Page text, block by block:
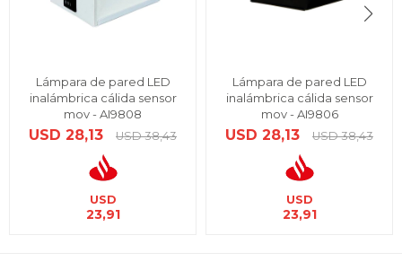
Lámpara de pared LED
inalámbrica cálida sensor
mov - AI9808
USD 28,13 USD 38,43
USD
23,91
Lámpara de pared LED
inalámbrica cálida sensor
mov - AI9806
USD 28,13 USD 38,43
USD
23,91